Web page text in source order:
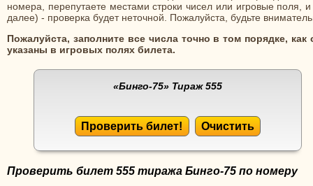
номера, перепутаете местами строки чисел или игровые поля, и
далее) - проверка будет неточной. Пожалуйста, будьте
Пожалуйста, заполните все числа точно в том порядке, как
указаны в игровых полях билета.
«Бинго-75» Тираж 555
Проверить билет! Очистить
Проверить билет 555 тиража Бинго-75 по номеру